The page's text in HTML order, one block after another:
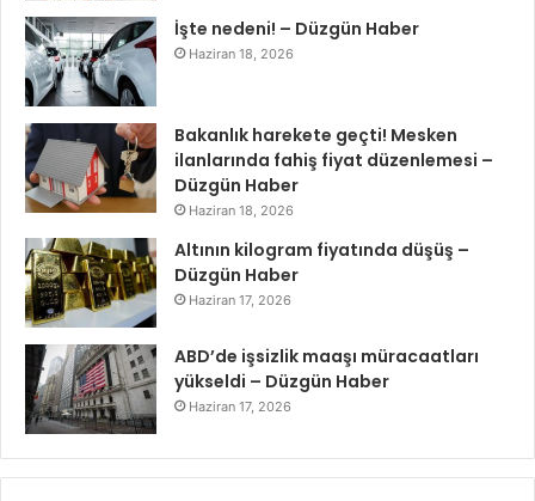
İşte nedeni! – Düzgün Haber
Haziran 18, 2026
Bakanlık harekete geçti! Mesken
ilanlarında fahiş fiyat düzenlemesi –
Düzgün Haber
Haziran 18, 2026
Altının kilogram fiyatında düşüş –
Düzgün Haber
Haziran 17, 2026
ABD’de işsizlik maaşı müracaatları
yükseldi – Düzgün Haber
Haziran 17, 2026